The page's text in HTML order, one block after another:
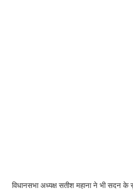
विधानसभा अध्यक्ष सतीश महाना ने भी सदन